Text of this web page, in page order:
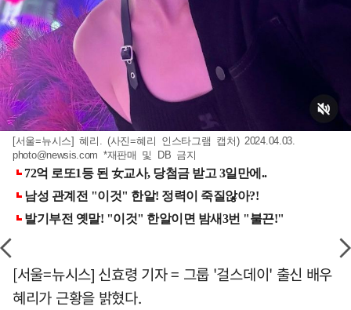
[서울=뉴시스] 혜리. (사진=혜리 인스타그램 캡처) 2024.04.03.
photo@newsis.com *재판매 및 DB 금지
[서울=뉴시스] 신효령 기자 = 그룹 '걸스데이' 출신 배우
혜리가 근황을 밝혔다.